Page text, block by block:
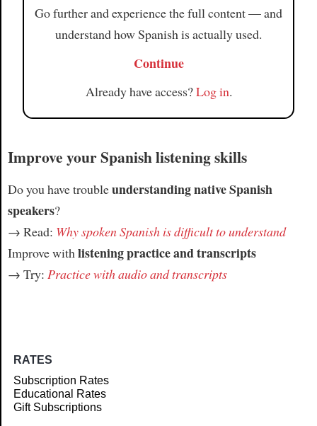
Go further and experience the full content — and
understand how Spanish is actually used.
Continue
Already have access?Log in.
Improve your Spanish listening skills
Do you have troubleunderstanding native Spanish
speakers?
→ Read: Why spoken Spanish is difficult to understand
Improve withlistening practice and transcripts
→ Try: Practice with audio and transcripts
RATES
Subscription Rates
Educational Rates
Gift Subscriptions